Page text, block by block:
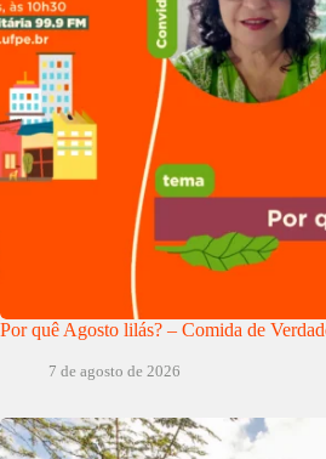
Por quê Agosto lilás? – Comida de
7 de agosto de 2026